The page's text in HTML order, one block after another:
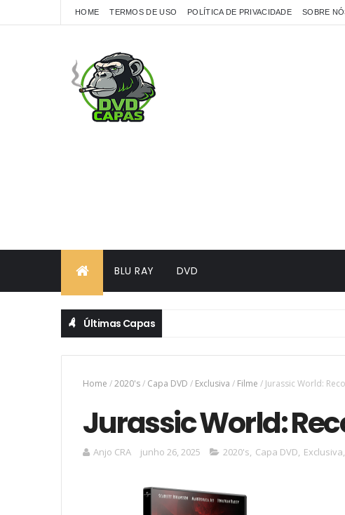
HOME TERMOS DE USO POLÍTICA DE PRIVACIDADE SOBRE
BLU RAY DVD
Últimas Capas
Home /2020's/ Capa DVD / Exclusiva / Filme / Jurassic World:
Jurassic World:
Anjo CRA junho 26, 2025 2020's, Capa DVD, Exclusiva,